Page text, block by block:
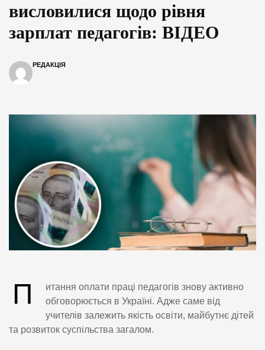
висловилися щодо рівня
зарплат педагогів: ВІДЕО
РЕДАКЦІЯ
П
итання оплати праці педагогів знову активно
обговорюється в Україні. Адже саме від
учителів залежить якість освіти, майбутнє дітей
та розвиток суспільства загалом.